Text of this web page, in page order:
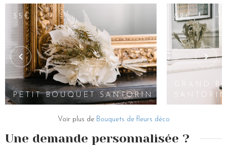
35€
PETIT BOUQUET SANTORIN
82€
GRAND
Voir plus de Bouquets de fleurs déco
Une demande personnalisée ?